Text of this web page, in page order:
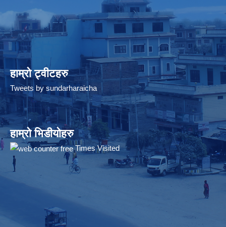
हाम्रो ट्वीटहरु
Tweets by sundarharaicha
हाम्रो भिडीयोहरु
Times Visited